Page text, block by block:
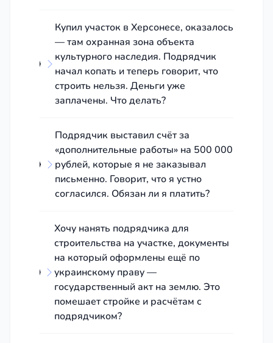
Купил участок в Херсонесе, оказалось
— там охранная зона объекта
культурного наследия. Подрядчик
начал копать и теперь говорит, что
строить нельзя. Деньги уже
заплачены. Что делать?
Подрядчик выставил счёт за
«дополнительные работы» на 500 000
рублей, которые я не заказывал
письменно. Говорит, что я устно
согласился. Обязан ли я платить?
Хочу нанять подрядчика для
строительства на участке, документы
на который оформлены ещё по
украинскому праву —
государственный акт на землю. Это
помешает стройке и расчётам с
подрядчиком?